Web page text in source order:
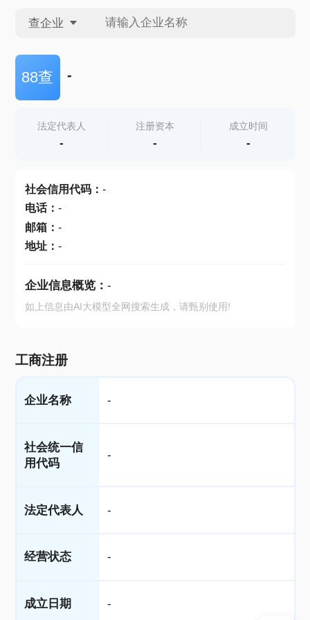
查企业
查企业
查产地
88查 -
法定代表人
-
注册资本
-
成立时间
-
社会信用代码： -
电话： -
邮箱： -
地址： -
企业信息概览： -
如上信息由AI大模型全网搜索生成，请甄别使用!
工商注册
企业名称 -
社会统一信
用代码
-
法定代表人 -
经营状态 -
成立日期 -